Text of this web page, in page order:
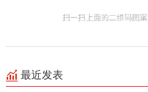
最近发表